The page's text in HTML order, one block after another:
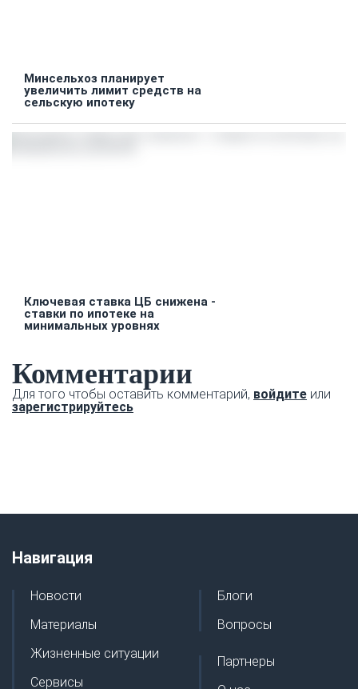
Минсельхоз планирует
увеличить лимит средств на
сельскую ипотеку
Ключевая ставка ЦБ снижена -
ставки по ипотеке на
минимальных уровнях
Комментарии
Для того чтобы оставить комментарий, войдите или
зарегистрируйтесь
Навигация
Новости
Материалы
Жизненные ситуации
Сервисы
Блоги
Вопросы
Партнеры